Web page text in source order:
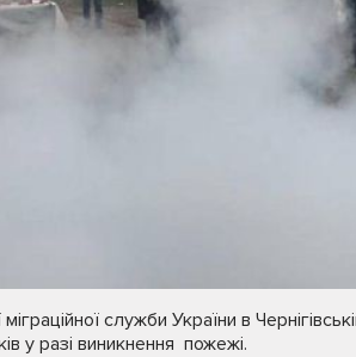
служби України в
у разі виникнення пожежі.